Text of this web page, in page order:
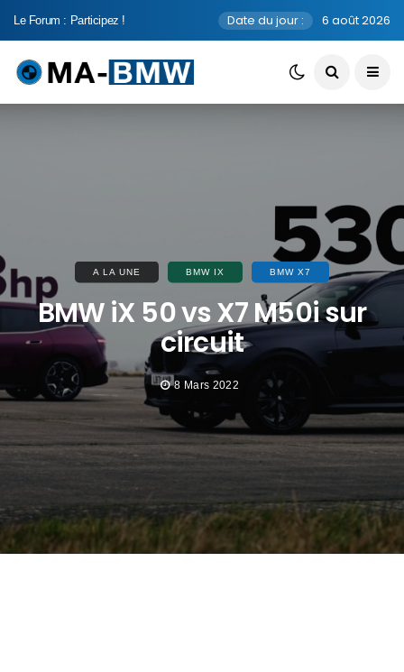
Le Forum : Participez ! Date du jour : 6 août 2026
A LA UNE BMW IX BMW X7
BMW iX 50 vs X7 M50i sur
circuit
8 Mars 2022